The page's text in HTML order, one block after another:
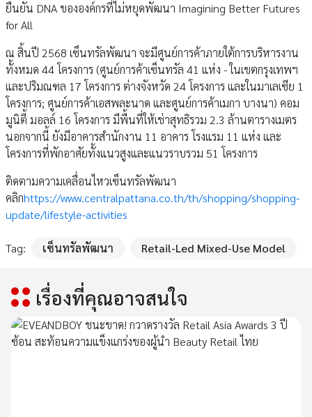
ยืนยัน DNA ขององค์กรที่ไม่หยุดพัฒนา Imagining Better Futures
for All
ณ สิ้นปี 2568 เซ็นทรัลพัฒนา จะมีศูนย์การค้าภายใต้การบริหารงาน
ทั้งหมด 44 โครงการ (ศูนย์การค้าเซ็นทรัล 41 แห่ง - ในเขตกรุงเทพฯ
และปริมณฑล 17 โครงการ ต่างจังหวัด 24 โครงการ และในมาเลเซีย 1
โครงการ; ศูนย์การค้าเอสพละนาด และศูนย์การค้าเมกา บางนา) คอม
มูนิตี้ มอลล์ 16 โครงการ มีพื้นที่ให้เช่าสุทธิรวม 2.3 ล้านตารางเมตร
นอกจากนี้ ยังมีอาคารสำนักงาน 11 อาคาร โรงแรม 11 แห่ง และ
โครงการที่พักอาศัยทั้งแนวสูงและแนวราบรวม 51 โครงการ
ติดตามความเคลื่อนไหวเซ็นทรัลพัฒนา
คลิกhttps://www.centralpattana.co.th/th/shopping/shopping-
update/lifestyle-activities
Tag: เซ็นทรัลพัฒนา Retail-Led Mixed-Use Model
เรื่องที่คุณอาจสนใจ